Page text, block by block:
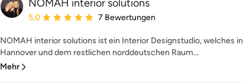
NOMAH interior solutions
Durchschnittliche Bewertung: 5 von 5 Sternen
5,0 7 Bewertungen
NOMAH interior solutions ist ein Interior Designstudio, welches in
Hannover und dem restlichen norddeutschen Raum...
Mehr